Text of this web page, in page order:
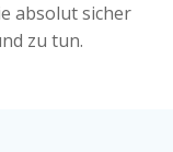
absolut sicher
zu tun.